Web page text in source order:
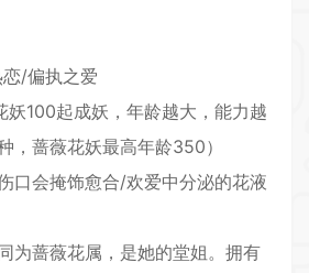
/偏执之爱
妖100起成妖，年龄越大，能力越
，蔷薇花妖最高年龄350）
口会掩饰愈合/欢爱中分泌的花液
为蔷薇花属，是她的堂姐。拥有